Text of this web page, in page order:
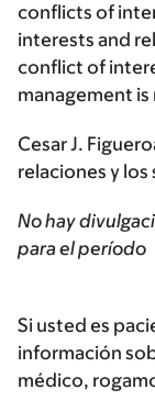
conflicts of
interests and
conflict of
management
Cesar J.
relaciones y
No hay
para el período
Si usted es
información
médico,